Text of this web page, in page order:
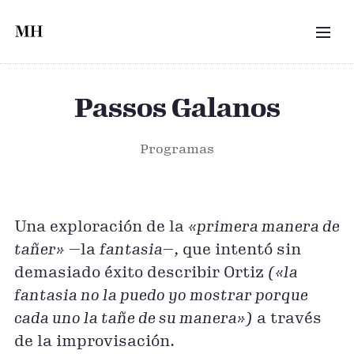
Saltar al contenido principal
Passos Galanos
Programas
Una exploración de la «primera manera de
tañer» —la fantasia—, que intentó sin
demasiado éxito describir Ortiz («la
fantasia no la puedo yo mostrar porque
cada uno la tañe de su manera») a través
de la improvisación.